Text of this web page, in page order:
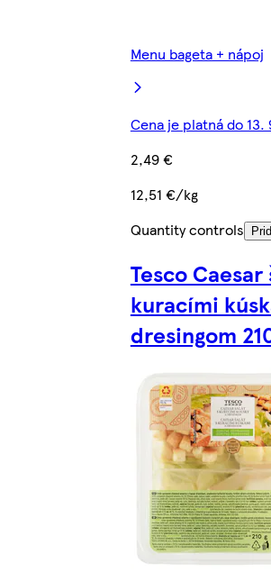
Menu bageta + nápoj
Cena je platná do 13.
2,49 €
12,51 €/kg
Quantity controls
Tesco Caesar
kuracími
dresingom